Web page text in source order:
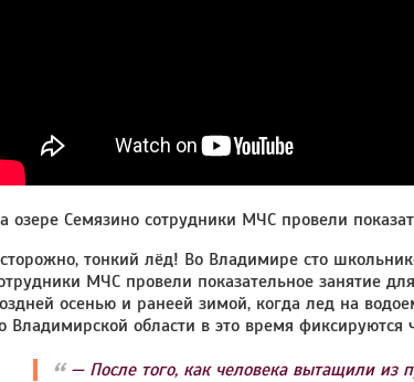
озере Семязино сотрудники МЧС провели
тонкий лёд! Во Владимире сто
МЧС провели показательное занятие
осенью и ранеей зимой, когда лед на
Владимирской области в это время фиксируются
— После того, как человека вытащили из